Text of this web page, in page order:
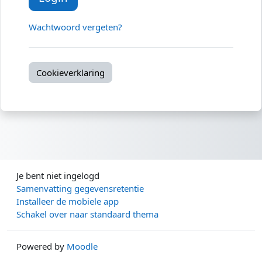
Wachtwoord vergeten?
Cookieverklaring
Je bent niet ingelogd
Samenvatting gegevensretentie
Installeer de mobiele app
Schakel over naar standaard thema
Powered by Moodle